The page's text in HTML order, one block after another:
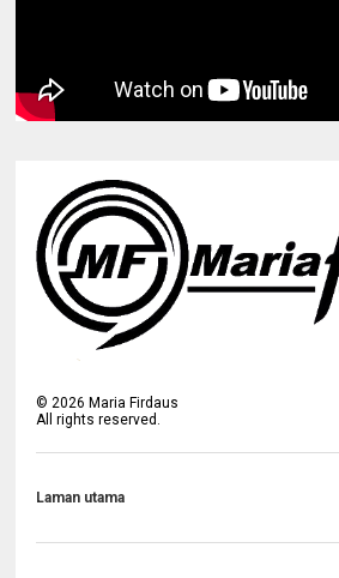
©2026 Maria Firdaus
All rights reserved.
Laman utama